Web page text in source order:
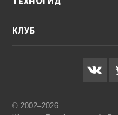
КЛУБ
© 2002–2026